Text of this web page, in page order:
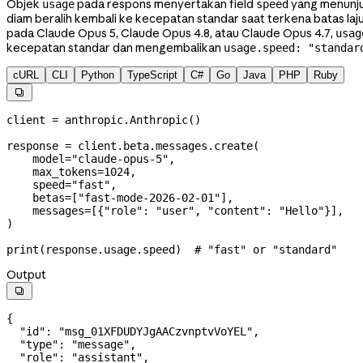
Objek usagepada respons menyertakan field speed yang
diam beralih kembali ke kecepatan standar saat terkena batas
pada Claude Opus 5, Claude Opus 4.8, atau Claude Opus 4.7,
kecepatan standar dan mengembalikan usage.speed:
cURL CLI Python TypeScript C# Go Java PHP Ruby

client = anthropic.Anthropic()
response = client.beta.messages.create(
    model
="claude-opus-5" ,
    max_tokens
=1024,
    speed
="fast" ,
    betas
= [ "fast-mode-2026-02-01"],
    messages
= [{"role" : "user" , "content" : "Hello"}],
)
print (response.usage.speed) # "fast" or "standard"
Output

{
  "id"
: "msg_01XFDUDYJgAACzvnptvVoYEL" ,
  "type"
: "message" ,
  "role"
: "assistant" ,